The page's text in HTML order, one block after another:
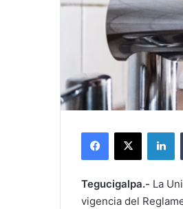
Facebook
X
Tegucigalpa.- La
vigencia del